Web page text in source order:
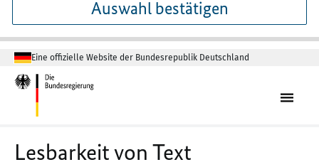
Auswahl bestätigen
Eine offizielle Website der Bundesrepublik Deutschland
Lesbarkeit von Text